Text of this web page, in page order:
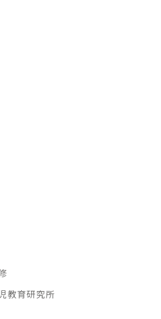
教育研究所